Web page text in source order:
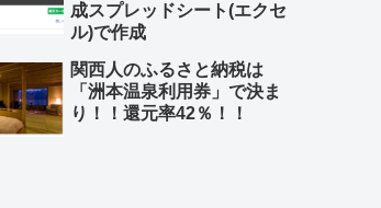
成スプレッドシート(エクセ
ル)で作成
関西人のふるさと納税は
「洲本温泉利用券」で決ま
り！！還元率42％！！